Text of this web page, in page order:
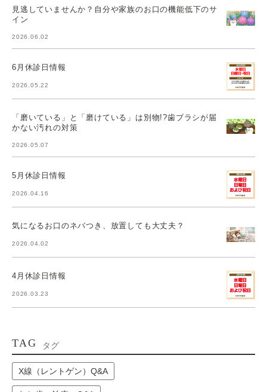
見逃していませんか？自分や家族のお口の機能低下のサ
イン
2026.06.02
6月休診日情報
2026.05.22
「磨いている」と「磨けている」は別物!?歯ブラシが届
かない汚れの対策
2026.05.07
5月休診日情報
2026.04.16
気になるお口のネバつき、放置しても大丈夫？
2026.04.02
4月休診日情報
2026.03.23
TAG タグ
X線（レントゲン）Q&A